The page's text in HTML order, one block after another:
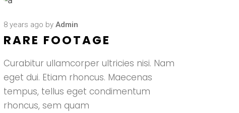
8 years ago byAdmin
RARE FOOTAGE
Curabitur ullamcorper ultricies nisi. Nam
eget dui. Etiam rhoncus. Maecenas
tempus, tellus eget condimentum
rhoncus, sem quam